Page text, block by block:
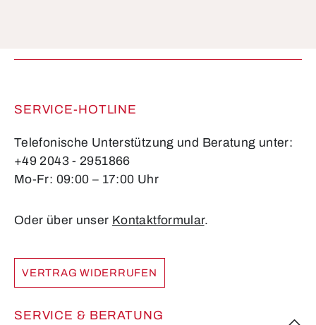
SERVICE-HOTLINE
Telefonische Unterstützung und Beratung unter:
+49 2043 - 2951866
Mo-Fr: 09:00 – 17:00 Uhr
Oder über unser Kontaktformular.
VERTRAG WIDERRUFEN
SERVICE & BERATUNG